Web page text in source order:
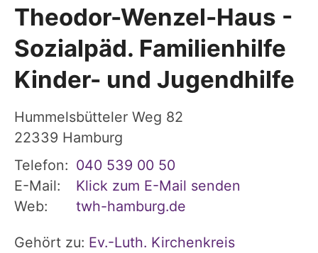
Theodor-Wenzel-Haus -
Sozialpäd. Familienhilfe
Kinder- und Jugendhilfe
Hummelsbütteler Weg 82
22339 Hamburg
Telefon: 040 539 00 50
E-Mail:
Klick zum E-Mail senden
Web:
twh-hamburg.de
Gehört zu: Ev.-Luth. Kirchenkreis